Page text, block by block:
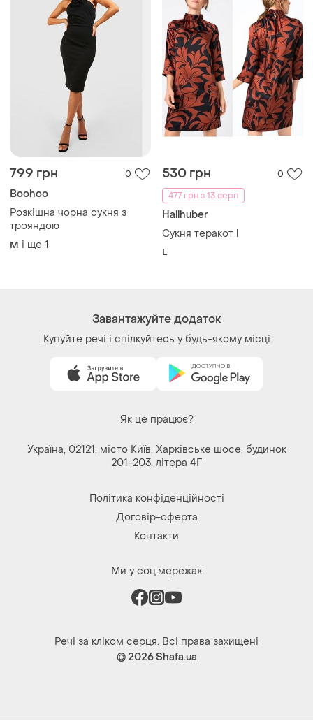
799 грн 0
Boohoo
Розкішна чорна сукня з
трояндою
M і ще 1
530 грн
0
477 грн з 13 серп
Hallhuber
Сукня теракот l
L
Завантажуйте додаток
Купуйте речі і спілкуйтесь у будь-якому місці
Як це працює?
Україна, 02121, місто Київ, Харківське шосе, будинок
201-203, літера 4Г
Політика конфіденційності
Договір-оферта
Контакти
Ми у соц.мережах
Речі за кліком серця. Всі права захищені
© 2026Shafa.ua